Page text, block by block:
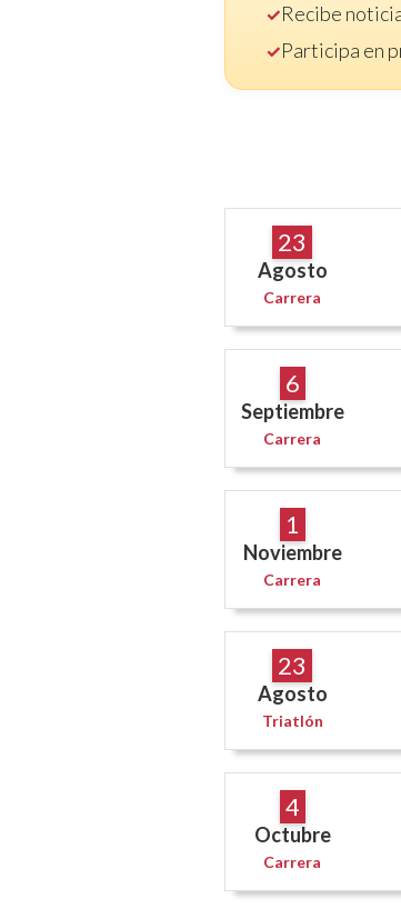
Recibe
Participa en
23
Agosto
Carrera
6
Septiembre
Carrera
1
Noviembre
Carrera
23
Agosto
Triatlón
4
Octubre
Carrera